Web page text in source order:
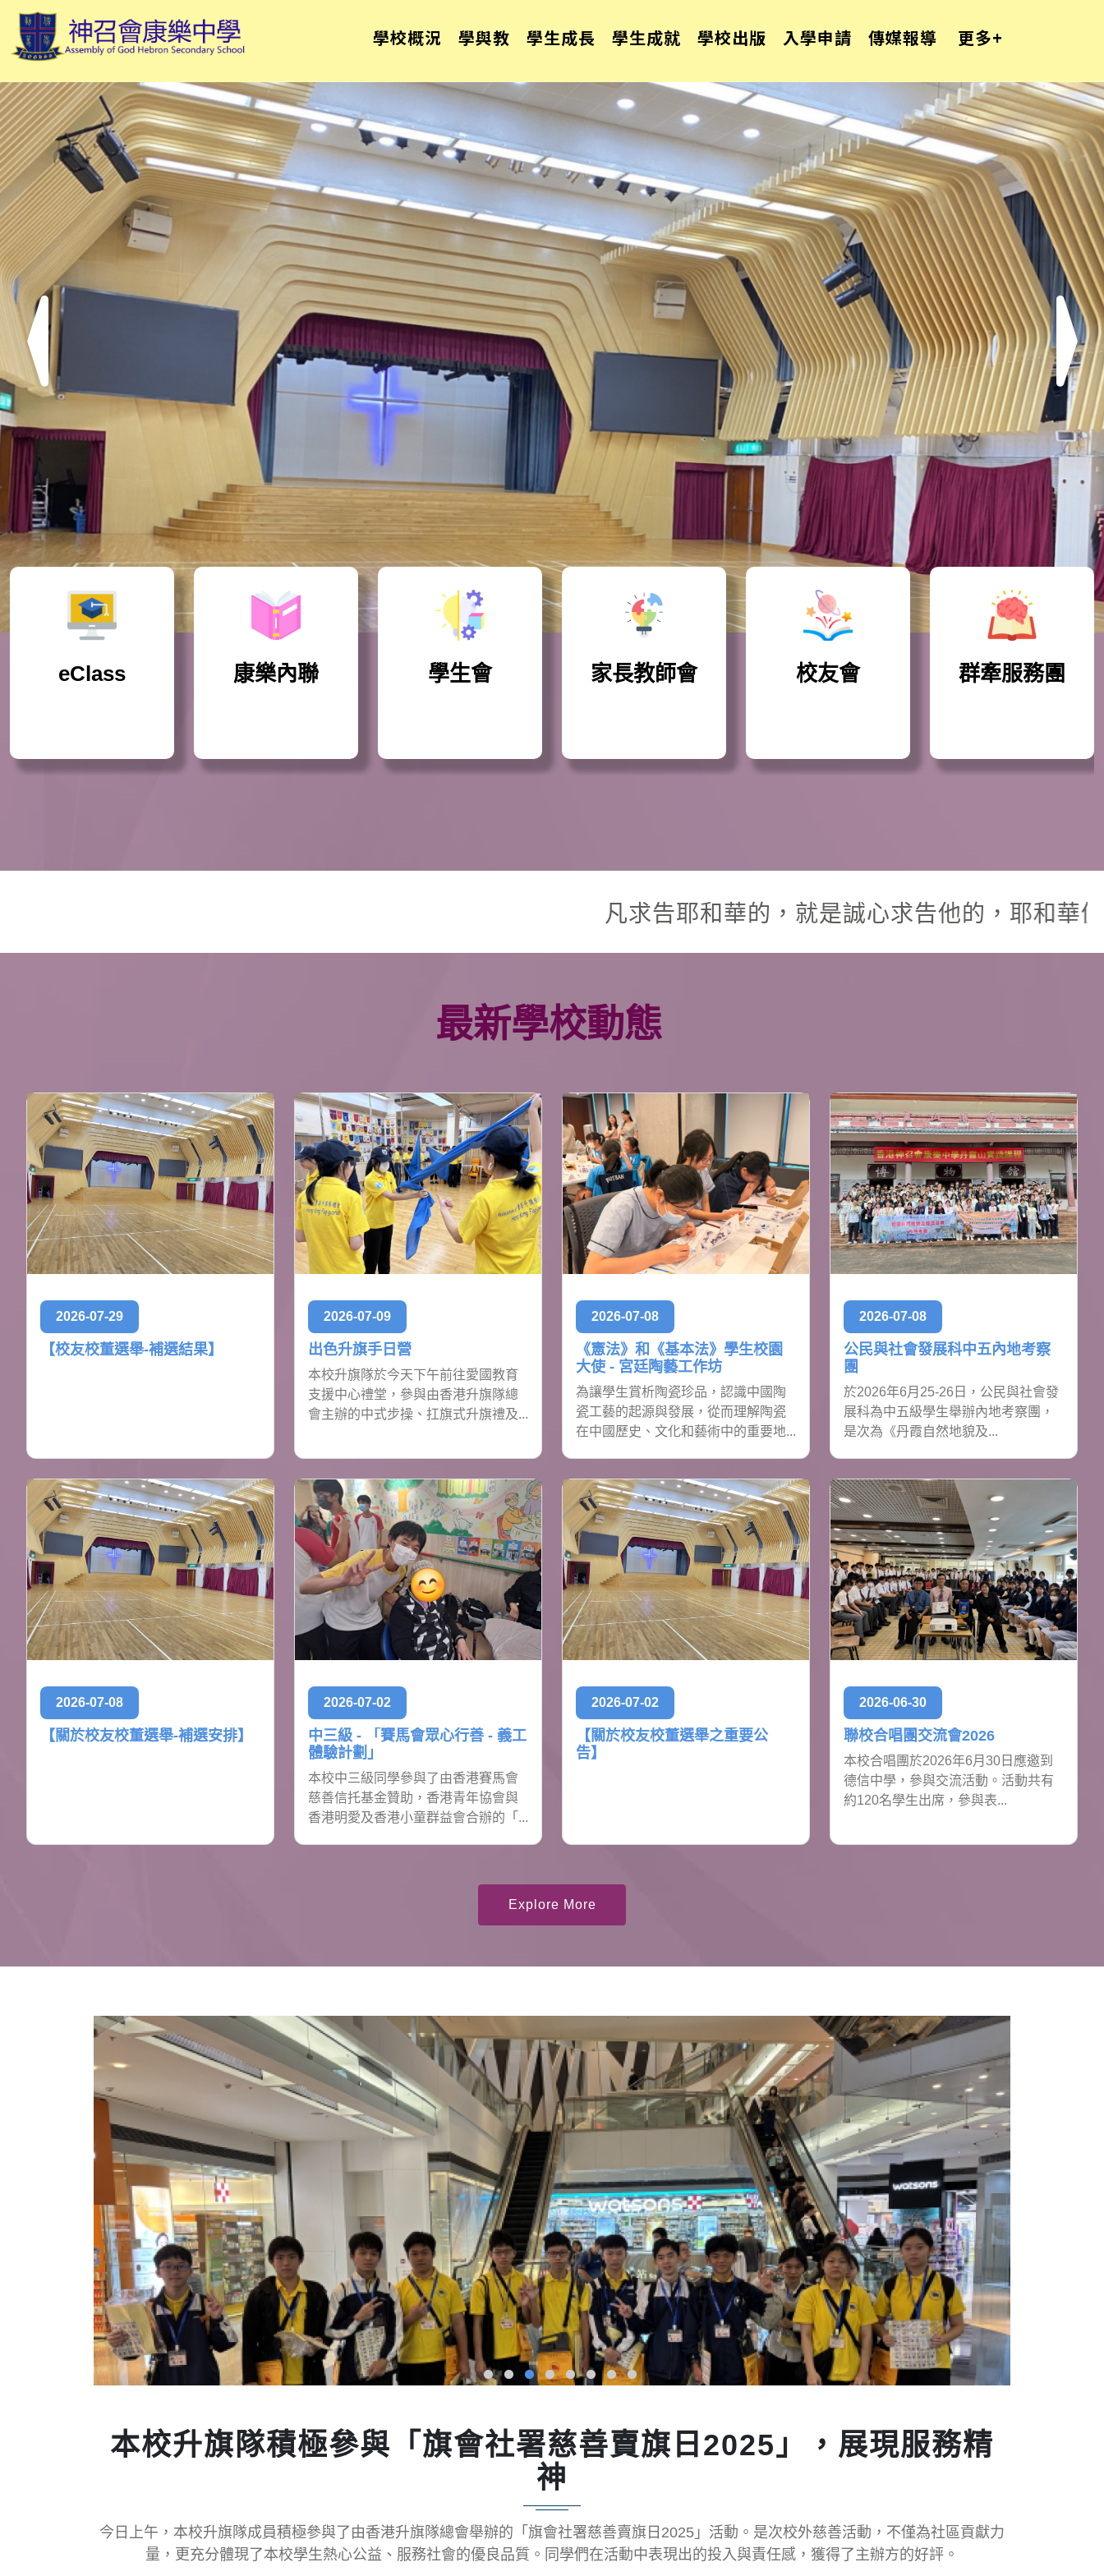
學校概況 學與教 學生成長 學生成就 學校出版 入學申請 傳媒報導 更多+
eClass 康樂內聯 學生會 家長教師會 校友會 群牽服務團
凡求告耶和華的，就是誠心求告他的，耶和華便與他們相近。
最新學校動態
2026-07-29
【校友校董選舉-補選結果】
2026-07-09
出色升旗手日營
本校升旗隊於今天下午前往愛國教育
支援中心禮堂，參與由香港升旗隊總
會主辦的中式步操、扛旗式升旗禮及...
2026-07-08
《憲法》和《基本法》學生校園
大使 - 宮廷陶藝工作坊
為讓學生賞析陶瓷珍品，認識中國陶
瓷工藝的起源與發展，從而理解陶瓷
在中國歷史、文化和藝術中的重要地...
2026-07-08
公民與社會發展科中五內地考察
團
於2026年6月25-26日，公民與社會發
展科為中五級學生舉辦內地考察團，
是次為《丹霞自然地貌及...
2026-07-08
【關於校友校董選舉-補選安排】
2026-07-02
中三級 - 「賽馬會眾心行善 - 義工
體驗計劃」
本校中三級同學參與了由香港賽馬會
慈善信托基金贊助，香港青年協會與
香港明愛及香港小童群益會合辦的「...
2026-07-02
【關於校友校董選舉之重要公
告】
2026-06-30
聯校合唱團交流會2026
本校合唱團於2026年6月30日應邀到
德信中學，參與交流活動。活動共有
約120名學生出席，參與表...
Explore More
本校2025年畢業生許博源同學，現為科技大學商科一年級學生，今天(25/ 10/2025 )成功獲得由香港廣東社團總會、香港廣東社團總會慈善基
金、新界校長會合辦獎助學金2025獎助學金殊榮。是次頒獎禮邀請到前教育局長吳克儉先生進行主禮嘉賓。全港僅有三十間學校的學生能夠
賽事中均獲得卓越成績，為校爭光！
今日上午，本校升旗隊成員積極參與了由香港升旗隊總會舉辦的「旗會社署慈善賣旗日2025」活動。是次校外慈善活動，不僅為社區貢獻力
量，更充分體現了本校學生熱心公益、服務社會的優良品質。同學們在活動中表現出的投入與責任感，獲得了主辦方的好評。
長跑隊揚威「十八區李寧陽光活力跑」為大埔區奪亞
大埔區奪得「全港十八區聯會盃」亞軍，成績斐然！
人經歷，鼓勵同學們在學習及未來的挑戰中要勇於追求夢想，敢於接受和面對挑戰。透過分享會為全校師生發放正能量。
生。 卓曦於「大埔區傑出學生選舉」中有突出面試表現，獲大埔青年協會推薦競選「新界區傑出學生選舉」。新界各區來自170間中學，在
1277名參選學生中，脫穎而出，可見其出類拔萃。
6C黃冠涵、5C林子陽，創意可嘉。 是次比賽由香港小童群益會舉辦，鼓勵學生深入了解社會問題，為社會帶來解決問題的嶄新思維。共有
120支隊伍參賽，來自39間中學。
毅的意志，最終不負眾望，載譽而歸！